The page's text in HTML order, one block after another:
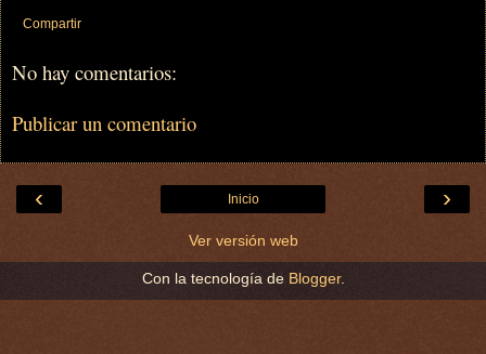
Compartir
No hay comentarios:
Publicar un comentario
‹ ›
Inicio
Ver versión web
Con la tecnología de Blogger.